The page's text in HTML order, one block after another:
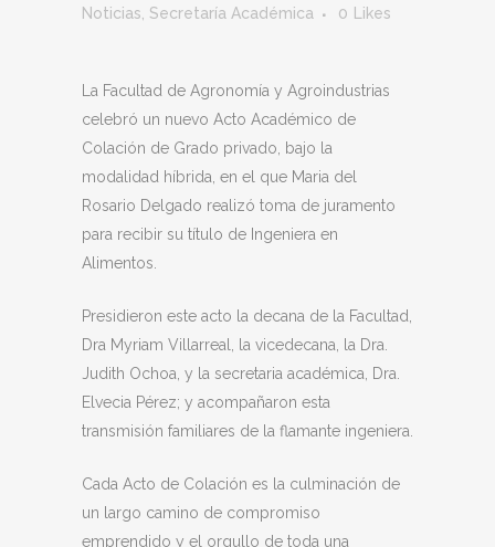
Noticias Secretaría Académica 0 Likes
La Facultad de Agronomía y Agroindustrias
celebró un nuevo Acto Académico de
Colación de Grado privado, bajo la
modalidad híbrida, en el que Maria del
Rosario Delgado realizó toma de juramento
para recibir su título de Ingeniera en
Alimentos.
Presidieron este acto la decana de la Facultad,
Dra Myriam Villarreal, la vicedecana, la Dra.
Judith Ochoa, y la secretaria académica, Dra.
Elvecia Pérez; y acompañaron esta
transmisión familiares de la flamante ingeniera.
Cada Acto de Colación es la culminación de
un largo camino de compromiso
emprendido y el orgullo de toda una